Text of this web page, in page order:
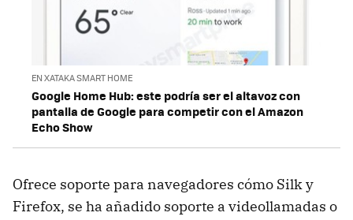
EN XATAKA SMART HOME
Google Home Hub: este podría ser el altavoz con
pantalla de Google para competir con el Amazon
Echo Show
Ofrece soporte para navegadores cómo Silk y
Firefox, se ha añadido soporte a videollamadas o